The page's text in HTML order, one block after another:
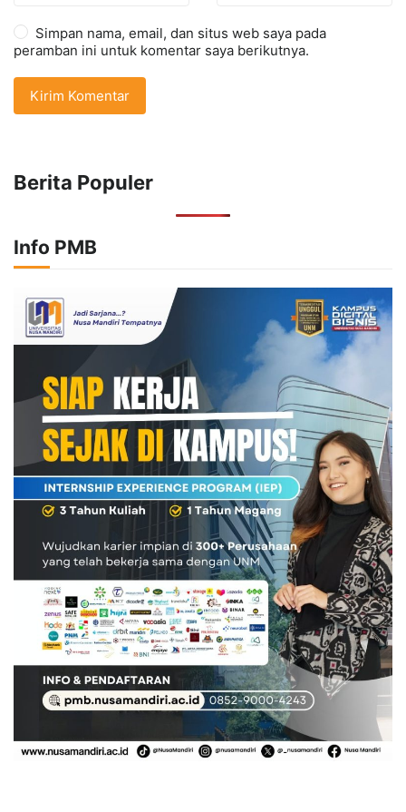
Simpan nama, email, dan situs web saya pada
peramban ini untuk komentar saya berikutnya.
Berita Populer
Info PMB